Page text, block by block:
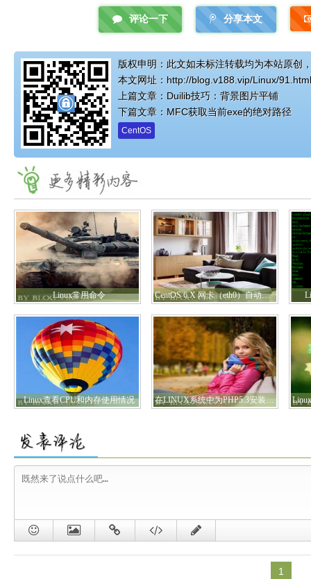
评论一下 分享本文
版权申明：此文如未标注转载均为本站原创
本文网址： http://blog.v188.vip/Linux/91.html
上篇文章： Duilib技巧：背景图片平铺
下篇文章： MFC获取当前exe的绝对路径
CentOS
Linux常用命令 CentOS 6.X 网卡（eth0）自动激活方法
Linux查看CPU和内存使用情况 在LINUX系统中为PHP5.3安装ZEND GUARD LOADER
1